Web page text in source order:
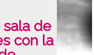
sala de
con la